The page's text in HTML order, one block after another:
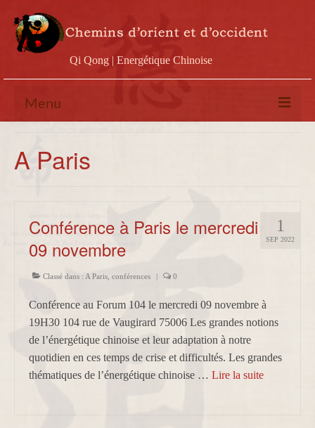
Qi Qong | Energétique Chinoise
Menu
Stages
Conférences
Docs & vidéos
Contact
A Paris
1
SEP 2022
Conférence à Paris le mercredi
09 novembre
Classé dans : A Paris conférences | 0
Conférence au Forum 104 le mercredi 09 novembre à
19H30 104 rue de Vaugirard 75006 Les grandes notions
de l’énergétique chinoise et leur adaptation à notre
quotidien en ces temps de crise et difficultés. Les grandes
thématiques de l’énergétique chinoise … Lire la suite­­